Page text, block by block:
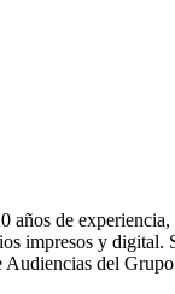
años de experiencia,
impresos y digital.
Audiencias del